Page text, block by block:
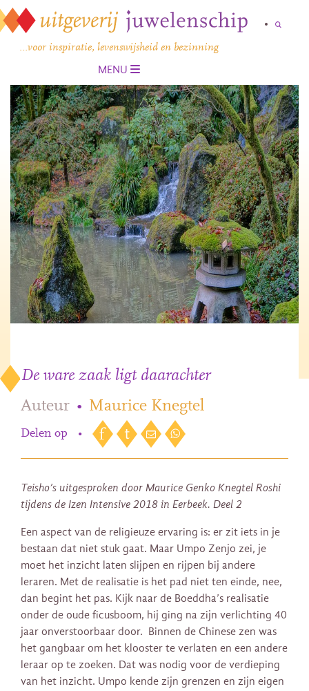
…voor inspiratie, levenswijsheid en bezinning
MENU
De ware zaak ligt daarachter
Auteur • Maurice Knegtel
Delen op •
Teisho’s uitgesproken door Maurice Genko Knegtel Roshi
tijdens de Izen Intensive 2018 in Eerbeek. Deel 2
Een aspect van de religieuze ervaring is: er zit iets in je
bestaan dat niet stuk gaat. Maar Umpo Zenjo zei, je
moet het inzicht laten slijpen en rijpen bij andere
leraren. Met de realisatie is het pad niet ten einde, nee,
dan begint het pas. Kijk naar de Boeddha’s realisatie
onder de oude ficusboom, hij ging na zijn verlichting 40
jaar onverstoorbaar door. Binnen de Chinese zen was
het gangbaar om het klooster te verlaten en een andere
leraar op te zoeken. Dat was nodig voor de verdieping
van het inzicht. Umpo kende zijn grenzen en zijn eigen